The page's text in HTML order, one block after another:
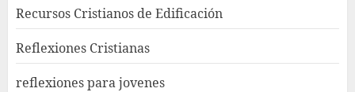
Recursos Cristianos de Edificación
Reflexiones Cristianas
reflexiones para jovenes